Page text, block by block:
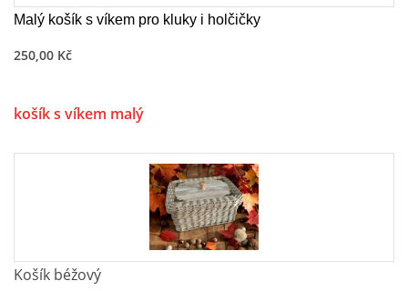
Malý košík s víkem pro kluky i holčičky
250,00 Kč
košík s víkem malý
Košík béžový